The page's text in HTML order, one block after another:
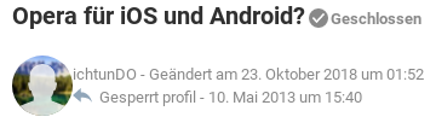
Opera für iOS und Android? Geschlossen
ichtunDO - Geändert am 23. Oktober 2018 um 01:52
Gesperrt profil - 10. Mai 2013 um 15:40